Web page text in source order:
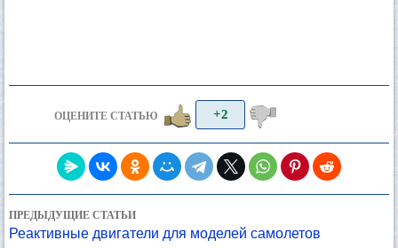
ОЦЕНИТЕ СТАТЬЮ +2
ПРЕДЫДУЩИЕ СТАТЬИ
Реактивные двигатели для моделей самолетов